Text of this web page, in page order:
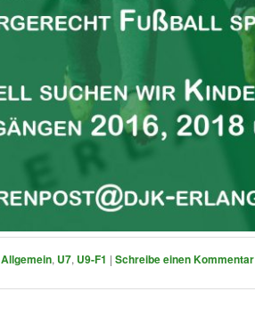
Allgemein, U7, U9-F1 | Schreibe einen Kommentar